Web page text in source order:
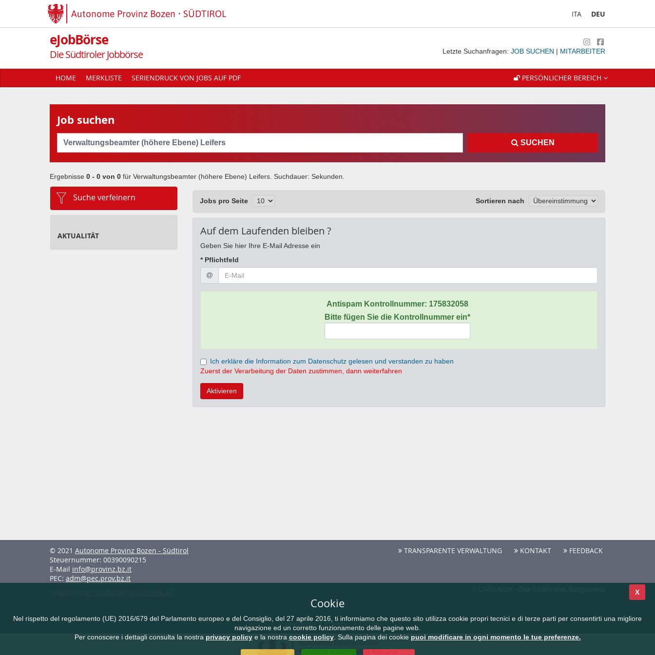
Autonome Provinz Bozen SÜDTIROL ITA DEU
eJobBörse
Die Südtiroler Jobbörse Letzte Suchanfragen: JOB SUCHEN | MITARBEITER
HOME MERKLISTE SERIENDRUCK VON JOBS AUF PDF PERSÖNLICHER BEREICH
Job suchen
SUCHEN
Ergebnisse 0 - 0 von 0 für Verwaltungsbeamter (höhere Ebene) Leifers . Suchdauer: Sekunden.
Suche verfeinern
AKTUALITÄT
Jobs pro Seite Sortieren nach
Auf dem Laufenden bleiben ?
Geben Sie hier Ihre E-Mail Adresse ein
* Pflichtfeld
Antispam Kontrollnummer: 175832058
Bitte fügen Sie die Kontrollnummer ein*
Ich erkläre die Information zum Datenschutz gelesen und verstanden zu haben
Zuerst der Verarbeitung der Daten zustimmen, dann weiterfahren
Aktivieren
© 2021 Autonome Provinz Bozen - Südtirol
Steuernummer: 00390090215
E-Mail info@provinz.bz.it
PEC: adm@pec.prov.bz.it
TRANSPARENTE VERWALTUNG KONTAKT FEEDBACK
Impressum Privacy Cookie
X
Cookie
Nel rispetto del regolamento (UE) 2016/679 del Parlamento europeo e del Consiglio, del 27 aprile 2016, ti informiamo che questo sito utilizza cookie propri tecnici e di terze parti per consentirti una migliore
navigazione ed un corretto funzionamento delle pagine web.
Per conoscere i dettagli consulta la nostra privacy policye la nostra cookie policy. Sulla pagina dei cookie puoi modificare in ogni momento le tue preferenze.